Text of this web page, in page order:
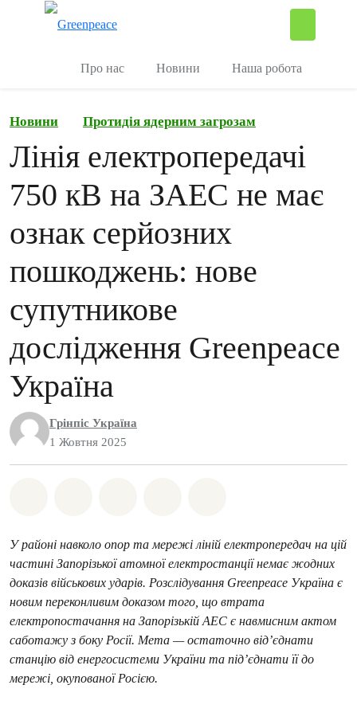
Про нас Новини Наша робота
Новини Протидія ядерним загрозам
Лінія електропередачі
750 кВ на ЗАЕС не має
ознак серйозних
пошкоджень: нове
супутникове
дослідження Greenpeace
Україна
Грінпіс Україна
1 Жовтня 2025
У районі навколо опор та мережі ліній електропередач на цій
частині Запорізької атомної електростанції немає жодних
доказів військових ударів. Розслідування Greenpeace Україна є
новим переконливим доказом того, що втрата
електропостачання на Запорізькій АЕС є навмисним актом
саботажу з боку Росії. Мета — остаточно від’єднати
станцію від енергосистеми України та під’єднати її до
мережі, окупованої Росією.